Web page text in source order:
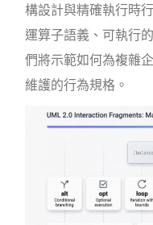
構設計與精確執行時
運算子語義、可執行
們將示範如何為複雜
維護的行為規格。